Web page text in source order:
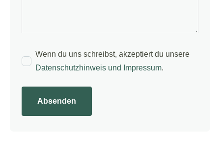
Wenn du uns schreibst, akzeptiert du unsere
Datenschutzhinweis und Impressum.
Absenden